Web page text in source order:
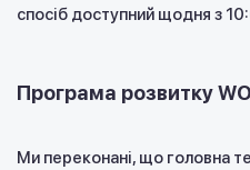
спосіб доступний щодня з
Програма розвитку
Ми переконані, що головна